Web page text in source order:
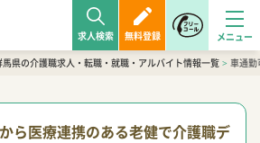
求人検索 無料登録
馬県の介護職求人・転職・就職・アルバイト情報一覧 > 車通勤
ら医療連携のある老健で介護職デ